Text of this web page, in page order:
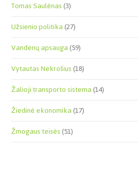
Tomas Saulėnas(3)
Užsienio politika(27)
Vandenų apsauga(59)
Vytautas Nekrošius(18)
Žalioji transporto sistema(14)
Žiedinė ekonomika(17)
Žmogaus teisės(51)